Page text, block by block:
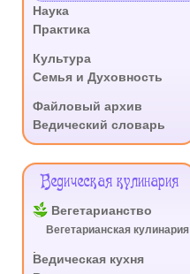
Наука
Практика
Культура
Семья и Духовность
Файловый архив
Ведический словарь
Ведическая кулинария
Вегетарианство
Вегетарианская кулинария
Ведическая кухня